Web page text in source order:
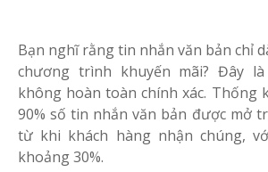
Bạn nghĩ rằng tin nhắn văn bản chỉ
chương trình khuyến mãi? Đây
không hoàn toàn chính xác. Thống
90% số tin nhắn văn bản được mở
từ khi khách hàng nhận chúng,
khoảng 30%.